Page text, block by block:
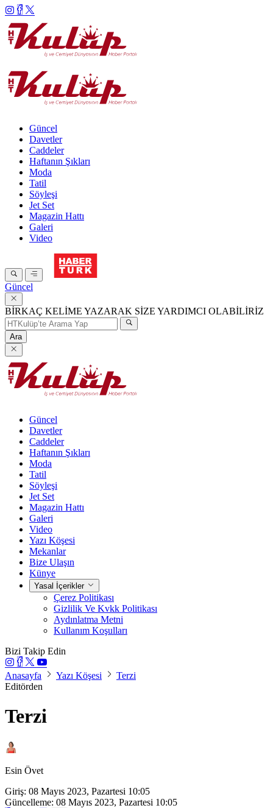
Güncel
Davetler
Caddeler
Haftanın Şıkları
Moda
Tatil
Söyleşi
Jet Set
Magazin Hattı
Galeri
Video
Güncel
BİRKAÇ KELİME YAZARAK SİZE YARDIMCI OLABİLİRİZ
Ara
Güncel
Davetler
Caddeler
Haftanın Şıkları
Moda
Tatil
Söyleşi
Jet Set
Magazin Hattı
Galeri
Video
Yazı Köşesi
Mekanlar
Bize Ulaşın
Künye
Yasal İçerikler
Çerez Politikası
Gizlilik Ve Kvkk Politikası
Aydınlatma Metni
Kullanım Koşulları
Bizi Takip Edin
Anasayfa Yazı Köşesi
Terzi
Editörden
Terzi
Esin Övet
Giriş: 08 Mayıs 2023, Pazartesi 10:05
Güncelleme: 08 Mayıs 2023, Pazartesi 10:05